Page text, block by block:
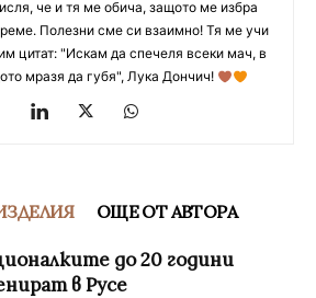
че и тя ме обича, защото ме избра
Полезни сме си взаимно! Тя ме учи
цитат: "Искам да спечеля всеки мач, в
мразя да губя", Лука Дончич!
ОЩЕ ОТ АВТОРА
до 20 години
в Русе